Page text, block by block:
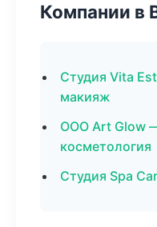
Компании в
Студия Vita
макияж
ООО Art Glow
косметология
Студия Spa